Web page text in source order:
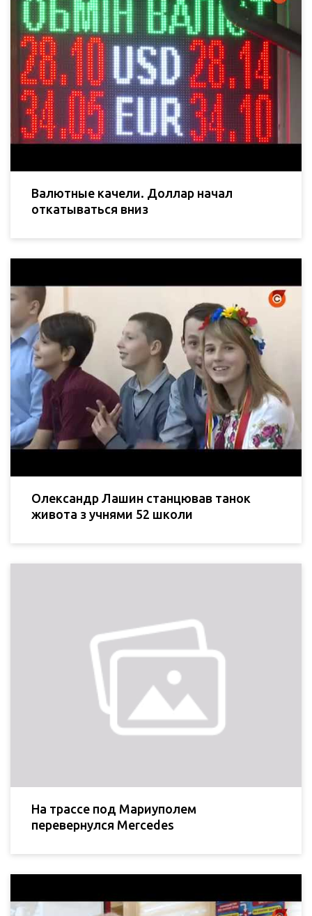
Валютные качели. Доллар начал
откатываться вниз
Олександр Лашин станцював танок
живота з учнями 52 школи
На трассе под Мариуполем
перевернулся Mercedes